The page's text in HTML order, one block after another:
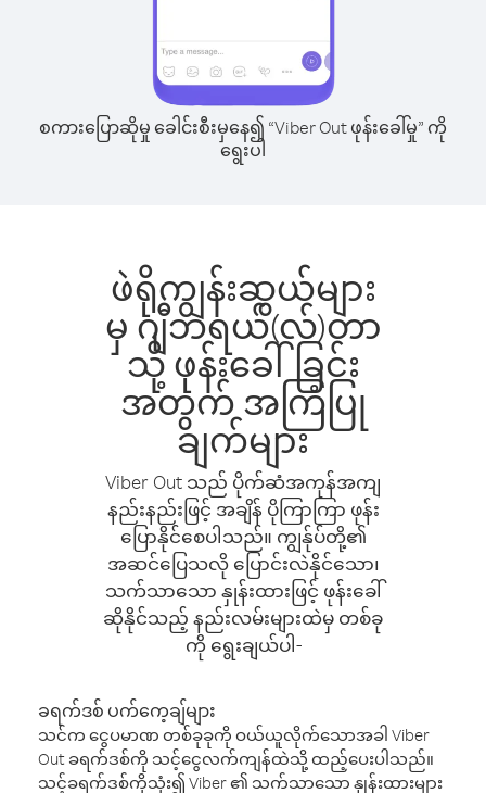
စကားပြောဆိုမှု ခေါင်းစီးမှနေ၍ “Viber Out ဖုန်းခေါ်မှု” ကို
ရွေးပါ
ဖဲရိုကျွန်းဆွယ်များ
မှ ဂျီဘရယ်(လ်)တာ
သို့ ဖုန်းခေါ်ခြင်း
အတွက် အကြံပြု
ချက်များ
Viber Out သည် ပိုက်ဆံအကုန်အကျ
နည်းနည်းဖြင့် အချိန် ပိုကြာကြာ ဖုန်း
ပြောနိုင်စေပါသည်။ ကျွန်ုပ်တို့၏
အဆင်ပြေသလို ပြောင်းလဲနိုင်သော၊
သက်သာသော နှုန်းထားဖြင့် ဖုန်းခေါ်
ဆိုနိုင်သည့် နည်းလမ်းများထဲမှ တစ်ခု
ကို ရွေးချယ်ပါ-
ခရက်ဒစ် ပက်ကေ့ချ်များ
သင်က ငွေပမာဏ တစ်ခုခုကို ဝယ်ယူလိုက်သောအခါ Viber
Out ခရက်ဒစ်ကို သင့်ငွေလက်ကျန်ထဲသို့ ထည့်ပေးပါသည်။
သင့်ခရက်ဒစ်ကိုသုံး၍ Viber ၏ သက်သာသော နှုန်းထားများ